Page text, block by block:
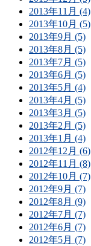
2013年11月 (4)
2013年10月 (5)
2013年9月 (5)
2013年8月 (5)
2013年7月 (5)
2013年6月 (5)
2013年5月 (4)
2013年4月 (5)
2013年3月 (5)
2013年2月 (5)
2013年1月 (4)
2012年12月 (6)
2012年11月 (8)
2012年10月 (7)
2012年9月 (7)
2012年8月 (9)
2012年7月 (7)
2012年6月 (7)
2012年5月 (7)